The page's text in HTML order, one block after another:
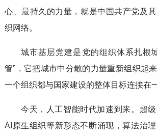
心、最持久的力量，就是中国共产党及
织网络。
城市基层党建是党的组织体系扎根
管”，它把城市中分散的力量重新组织起
一个组织都与国家建设的整体目标连接在
今天，人工智能时代加速到来。超级
AI原生组织等新形态不断涌现，算法治